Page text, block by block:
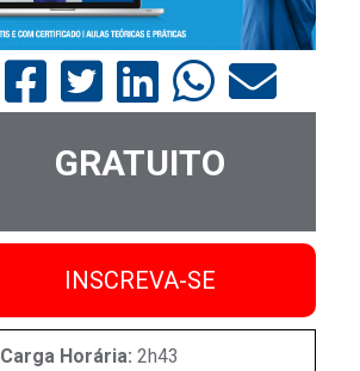
GRATUITO
INSCREVA-SE
Carga Horária: 2h43